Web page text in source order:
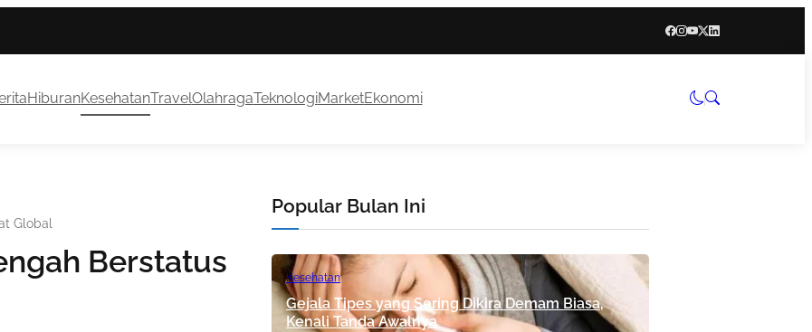
HiburanKesehatanTravelOlahragaTeknologiMarketEkonomi
Global
Berstatus
Popular Bulan Ini
Kesehatan
Gejala Tipes yang Sering Dikira Demam Biasa,
Kenali Tanda Awalnya